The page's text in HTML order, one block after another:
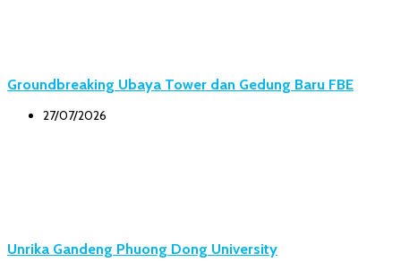
Groundbreaking Ubaya Tower dan Gedung Baru FBE
27/07/2026
Unrika Gandeng Phuong Dong University